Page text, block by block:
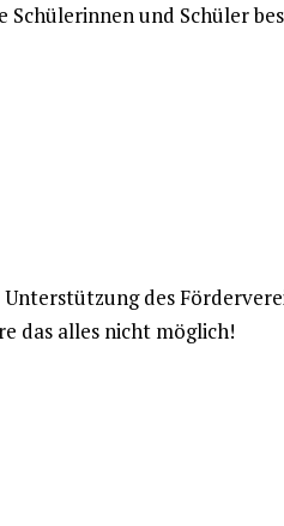
und Schüler
des
das alles nicht möglich!